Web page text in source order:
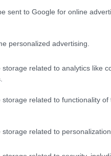
sent to Google for online
personalized advertising.
related to analytics like
related to functionality of
related to personalization.
του χιούμορ
22:54
Σαββόπουλο:
τις δεκαετίες
το θάρρος της